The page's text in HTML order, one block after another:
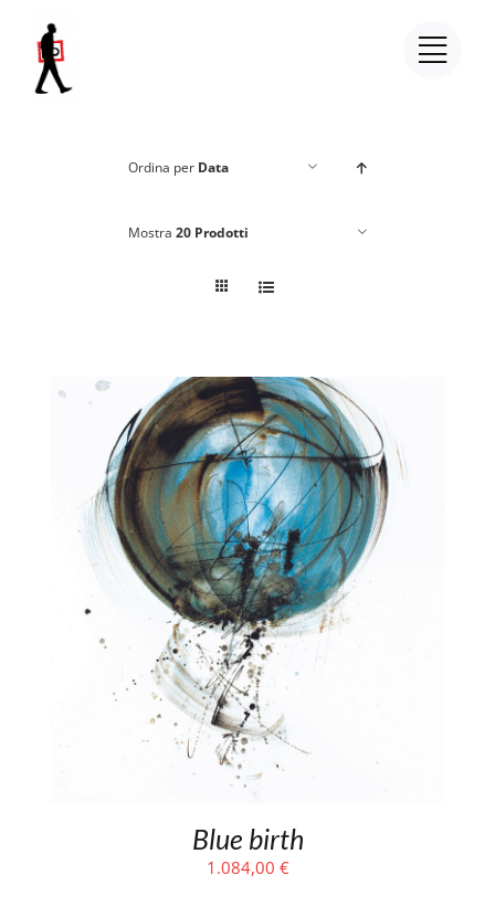
contenuto
Ordina per Data
Mostra 20 Prodotti
Blue birth
1.084,00 €